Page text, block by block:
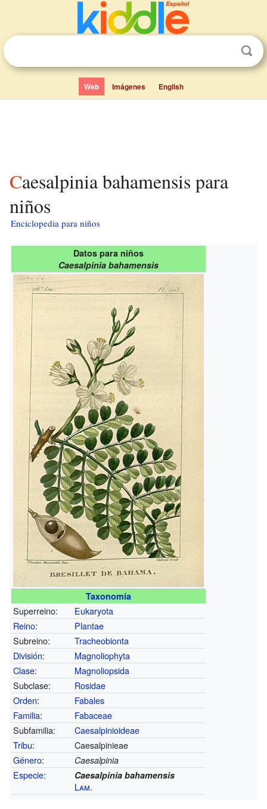
Web Imágenes English
Caesalpinia bahamensis para
niños
Enciclopedia para niños
Datos para niños
Caesalpinia bahamensis
Taxonomía
Superreino:
Eukaryota
Reino:
Plantae
Subreino:
Tracheobionta
División:
Magnoliophyta
Clase:
Magnoliopsida
Subclase:
Rosidae
Orden:
Fabales
Familia:
Fabaceae
Subfamilia:
Caesalpinioideae
Tribu:
Caesalpinieae
Género: Caesalpinia
Especie: Caesalpinia bahamensis
Lam.